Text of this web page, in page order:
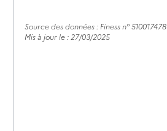
Source des données : Finess n° 510017478
Mis à jour le : 27/03/2025